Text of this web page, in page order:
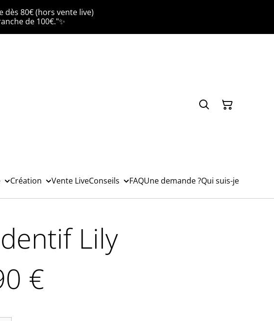
dès 80€ (hors vente live)
de 100€."✨
Création Vente LiveConseils FAQUne demande ?Qui suis-je
Lily
€